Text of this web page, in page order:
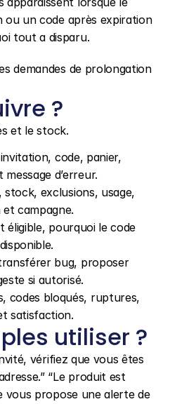
ou un code après expiration
tout a disparu.
demandes de prolongation
?
et le stock.
code, panier,
d’erreur.
stock, exclusions, usage,
campagne.
éligible, pourquoi le code
bug, proposer
si autorisé.
codes bloqués, ruptures,
satisfaction.
utiliser ?
vérifiez que vous êtes
“Le produit est
vous propose une alerte de